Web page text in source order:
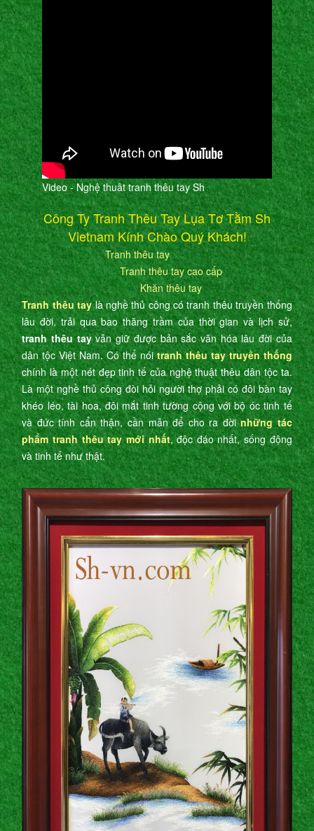
Video - Nghệ thuât tranh thêu tay Sh
Công Ty Tranh Thêu Tay Lụa Tơ Tằm Sh
Vietnam Kính Chào Quý Khách!
Tranh thêu tay
Tranh thêu tay cao cấp
Khăn thêu tay
Tranh thêu taylà nghề thủ công có tranh thêu truyền thống
lâu đời, trải qua bao thăng trầm của thời gian và lịch sử,
tranh thêu tayvẫn giữ được bản sắc văn hóa lâu đời của
dân tộc Việt Nam. Có thể nóitranh thêu tay truyền thống
chính là một nét đẹp tinh tế của nghệ thuật thêu dân tộc ta.
Là một nghề thủ công đòi hỏi người thợ phải có đôi bàn tay
khéo léo, tài hoa, đôi mắt tinh tường cộng với bộ óc tinh tế
và đức tính cẩn thận, cần mẫn để cho ra đờinhững tác
phẩm tranh thêu tay mới nhất, độc đáo nhất, sống động
và tinh tế như thật.